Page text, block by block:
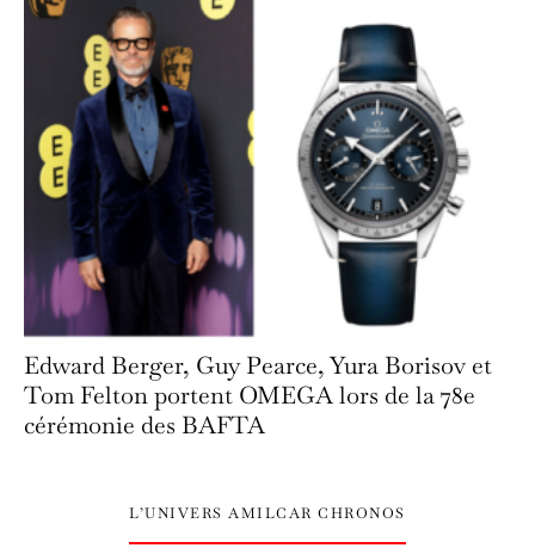
Edward Berger, Guy Pearce, Yura Borisov et
Tom Felton portent OMEGA lors de la 78e
cérémonie des BAFTA
L’UNIVERS AMILCAR CHRONOS